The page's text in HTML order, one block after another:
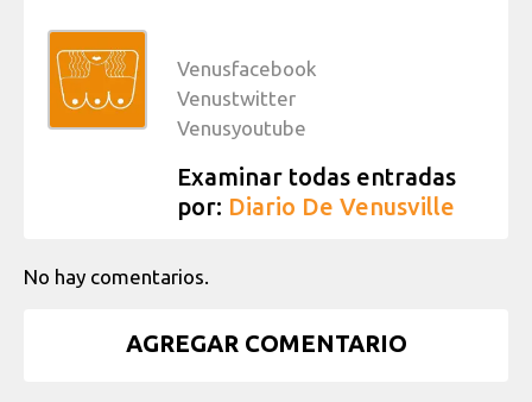
Venusfacebook
Venustwitter
Venusyoutube
Examinar todas entradas
por: Diario De Venusville
No hay comentarios.
AGREGAR COMENTARIO